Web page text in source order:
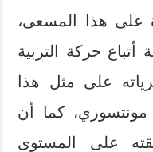
على هذا المسعى،
حركة التربية
على مثل هذا
مونتسوري، كما أن
على المستوى